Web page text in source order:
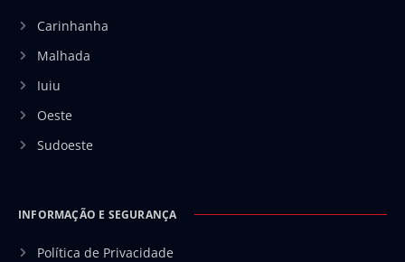
Carinhanha
Malhada
Iuiu
Oeste
Sudoeste
INFORMAÇÃO E SEGURANÇA
Política de Privacidade